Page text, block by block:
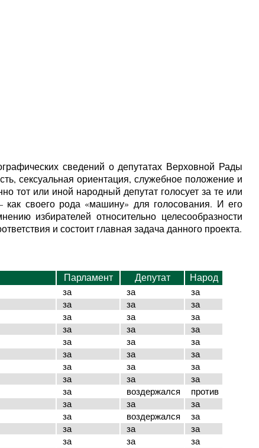
сведений о депутатах Верховной Рады
сексуальная ориентация, служебное положение и
тот или иной народный депутат голосует за те или
своего рода «машину» для голосования. И его
избирателей относительно целесообразности
и состоит главная задача данного проекта.
Парламент Депутат
Народ
за за
за
за за
за
за за
за
за за
за
за за
за
за за
за
за за
за
за за
за
за воздержался
против
за за
за
за воздержался
за
за за
за
за за
за